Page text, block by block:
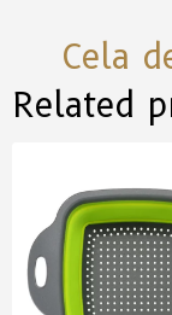
Cela
Related